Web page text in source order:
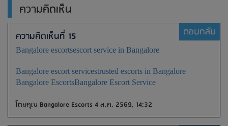
ความคิดเห็น
ความคิดเห็นที่ 15 ตอบกลับ
Bangalore escortsescort service in Bangalore
Bangalore escort servicestrusted escorts in Bangalore
Bangalore EscortsBangalore Escort Service
โดยคุณ Bangalore Escorts 4 ส.ค. 2569, 14:32